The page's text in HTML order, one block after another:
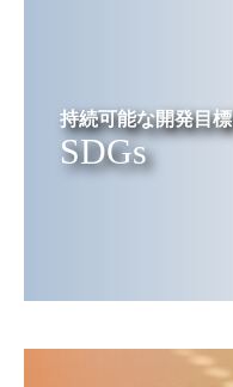
持続可能な開発目標
SDGs